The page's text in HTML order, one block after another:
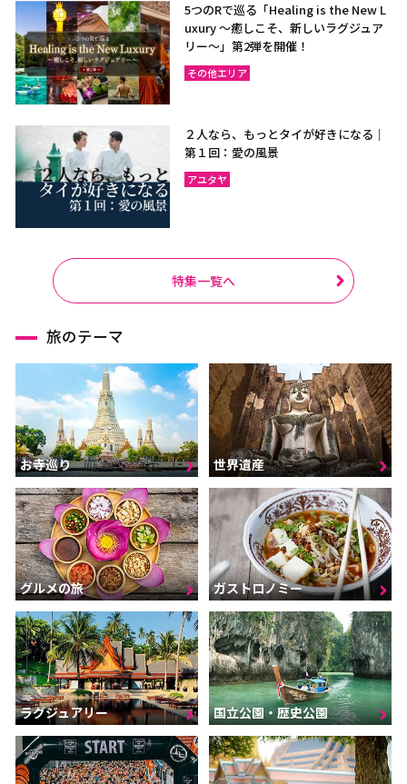
5つのRで巡る「Healing is the New L
uxury ～癒しこそ、新しいラグジュア
リー〜」第2弾を開催！
その他エリア
２人なら、もっとタイが好きになる｜
第１回：愛の風景
アユタヤ
特集一覧へ
旅のテーマ
お寺巡り 世界遺産
グルメの旅 ガストロノミー
ラグジュアリー 国立公園・歴史公園